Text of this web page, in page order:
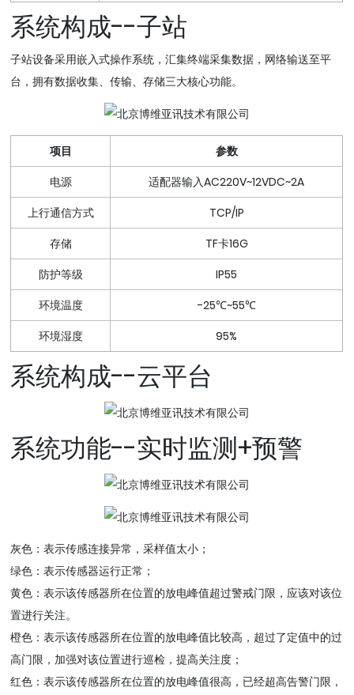
系统构成--子站
子站设备采用嵌入式操作系统，汇集终端采集数据，网络输送至平
台，拥有数据收集、传输、存储三大核心功能。
项目
参数
电源
适配器输入AC220V~12VDC~2A
上行通信方式
TCP/IP
存储
TF卡16G
防护等级
IP55
环境温度
-25℃~55℃
环境湿度
95%
系统构成--云平台
系统功能--实时监测+预警
灰色：表示传感连接异常，采样值太小；
绿色：表示传感器运行正常；
黄色：表示该传感器所在位置的放电峰值超过警戒门限，应该对该位
置进行关注。
橙色：表示该传感器所在位置的放电峰值比较高，超过了定值中的过
高门限，加强对该位置进行巡检，提高关注度；
红色：表示该传感器所在位置的放电峰值很高，已经超高告警门限，